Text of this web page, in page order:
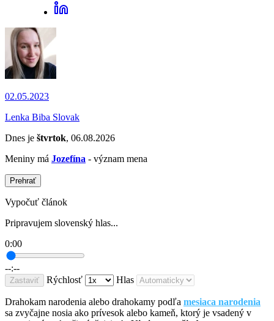
02.05.2023
Lenka Biba Slovak
Dnes je štvrtok, 06.08.2026
Meniny má Jozefína - význam mena
Prehrať
Vypočuť článok
Pripravujem slovenský hlas...
0:00
--:--
Zastaviť Rýchlosť Hlas
Drahokam narodenia alebo drahokamy podľa mesiaca narodenia
sa zvyčajne nosia ako prívesok alebo kameň, ktorý je vsadený v